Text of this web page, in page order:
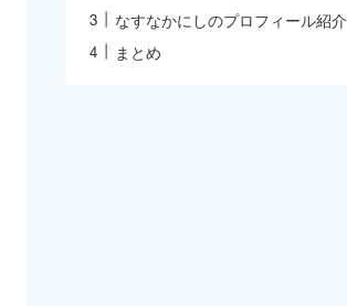
なすなかにしのプロフィール紹介
まとめ